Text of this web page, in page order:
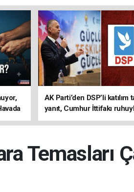
AK Parti’den DSP’li katılım
yanıt, Cumhur İttifakı
ediyoruz
Temasları